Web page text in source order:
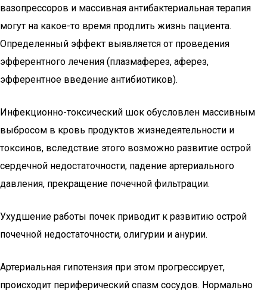
вазопрессоров и массивная антибактериальная терапия
могут на какое-то время продлить жизнь пациента.
Определенный эффект выявляется от проведения
эфферентного лечения (плазмаферез, аферез,
эфферентное введение антибиотиков).
Инфекционно-токсический шок обусловлен массивным
выбросом в кровь продуктов жизнедеятельности и
токсинов, вследствие этого возможно развитие острой
сердечной недостаточности, падение артериального
давления, прекращение почечной фильтрации.
Ухудшение работы почек приводит к развитию острой
почечной недостаточности, олигурии и анурии.
Артериальная гипотензия при этом прогрессирует,
происходит периферический спазм сосудов. Нормально